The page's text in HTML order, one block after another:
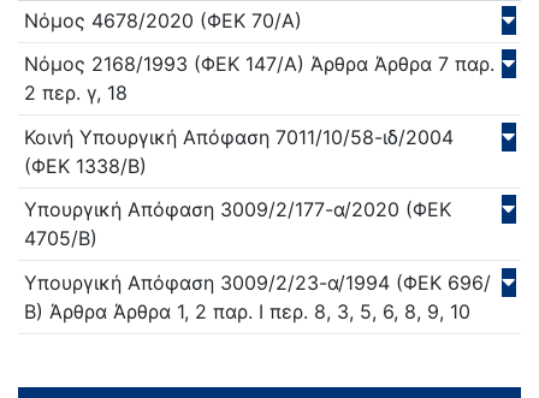
Νόμος 4678/2020 (ΦΕΚ 70/Α)
Νόμος 2168/1993 (ΦΕΚ 147/Α) Άρθρα Άρθρα 7 παρ.
2 περ. γ, 18
Κοινή Υπουργική Απόφαση 7011/10/58-ιδ/2004
(ΦΕΚ 1338/Β)
Υπουργική Απόφαση 3009/2/177-α/2020 (ΦΕΚ
4705/Β)
Υπουργική Απόφαση 3009/2/23-α/1994 (ΦΕΚ 696/
Β) Άρθρα Άρθρα 1, 2 παρ. Ι περ. 8, 3, 5, 6, 8, 9, 10